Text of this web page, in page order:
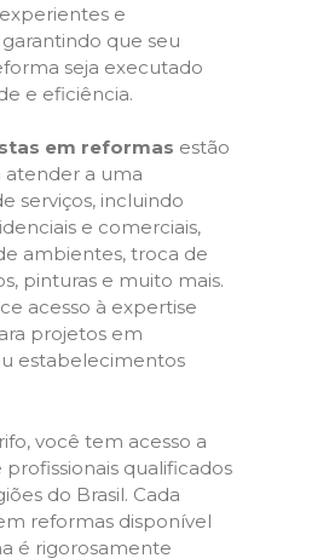
e
que seu
seja executado
e eficiência.
em reformas estão
atender a uma
serviços, incluindo
e comerciais,
ambientes, troca de
pinturas e muito mais.
acesso à expertise
projetos em
estabelecimentos
você tem acesso a
qualificados
do Brasil. Cada
reformas disponível
é rigorosamente